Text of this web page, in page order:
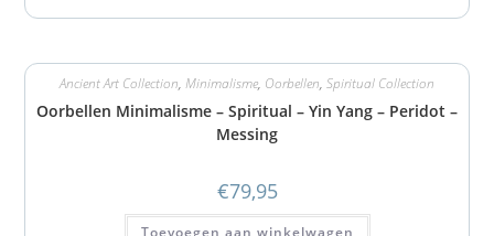
Ancient Art Collection, Minimalisme, Oorbellen, Spiritual Collection
Oorbellen Minimalisme – Spiritual – Yin Yang – Peridot –
Messing
€79,95
Toevoegen aan winkelwagen